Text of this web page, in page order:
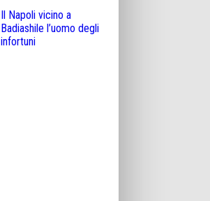
Il Napoli vicino a
Badiashile l’uomo degli
infortuni